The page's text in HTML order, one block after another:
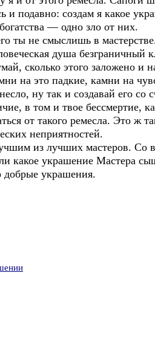
и подавно: создам я какое
— одно зло от них.
не смыслишь в мастерстве.
душа безграничный
сколько этого заложено
на это падкие, камни на
ну так и создавай его
в том и твое бессмертие,
от такого ремесла. Это ж
неприятностей.
из лучших мастеров. Со
какое украшение Мастера
добрые украшения.